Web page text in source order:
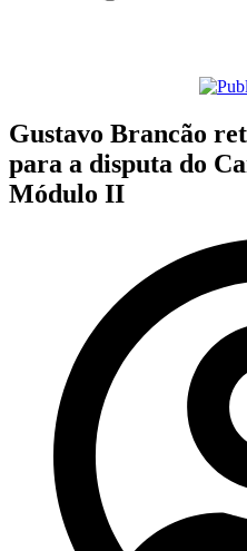
Gustavo Brancão
para a disputa do
Módulo II